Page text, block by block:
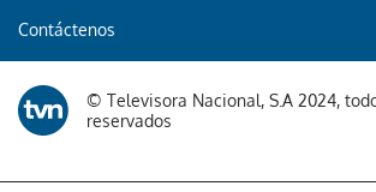
Contáctenos
© Televisora Nacional, S.A 2024,
reservados